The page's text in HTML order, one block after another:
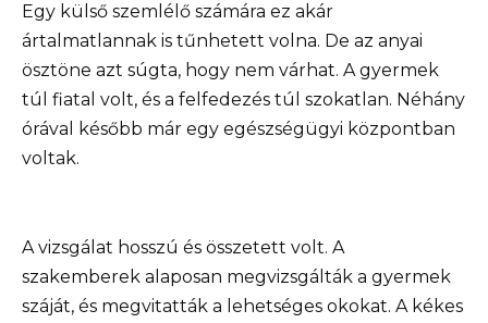
Egy külső szemlélő számára ez akár
ártalmatlannak is tűnhetett volna. De az anyai
ösztöne azt súgta, hogy nem várhat. A gyermek
túl fiatal volt, és a felfedezés túl szokatlan. Néhány
órával később már egy egészségügyi központban
voltak.
A vizsgálat hosszú és összetett volt. A
szakemberek alaposan megvizsgálták a gyermek
száját, és megvitatták a lehetséges okokat. A kékes